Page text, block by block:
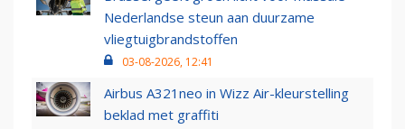
Nederlandse steun aan duurzame
vliegtuigbrandstoffen
03-08-2026, 12:41
Airbus A321neo in Wizz Air-kleurstelling
beklad met graffiti